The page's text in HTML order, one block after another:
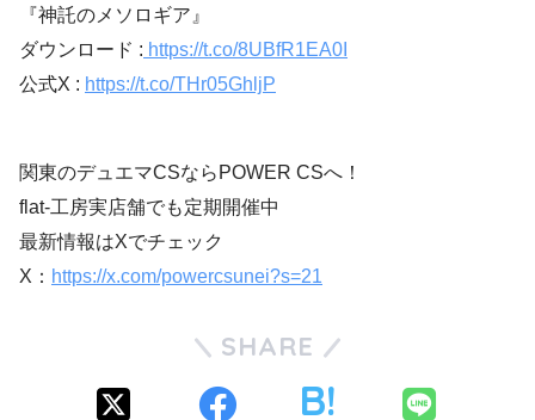
『神託のメソロギア』
ダウンロード : https://t.co/8UBfR1EA0I
公式X : https://t.co/THr05GhljP
関東のデュエマCSならPOWER CSへ！
flat-工房実店舗でも定期開催中
最新情報はXでチェック
X： https://x.com/powercsunei?s=21
SHARE